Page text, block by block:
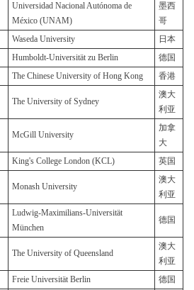
Universidad Nacional Autónoma de
México (UNAM)
墨西
哥
Waseda University
日本
Humboldt-Universität zu Berlin
德国
The Chinese University of Hong Kong 香港
The University of Sydney
澳大
利亚
McGill University
加拿
大
King's College London (KCL) 英国
Monash University
澳大
利亚
Ludwig-Maximilians-Universität
München
德国
The University of Queensland
澳大
利亚
Freie Universität Berlin 德国